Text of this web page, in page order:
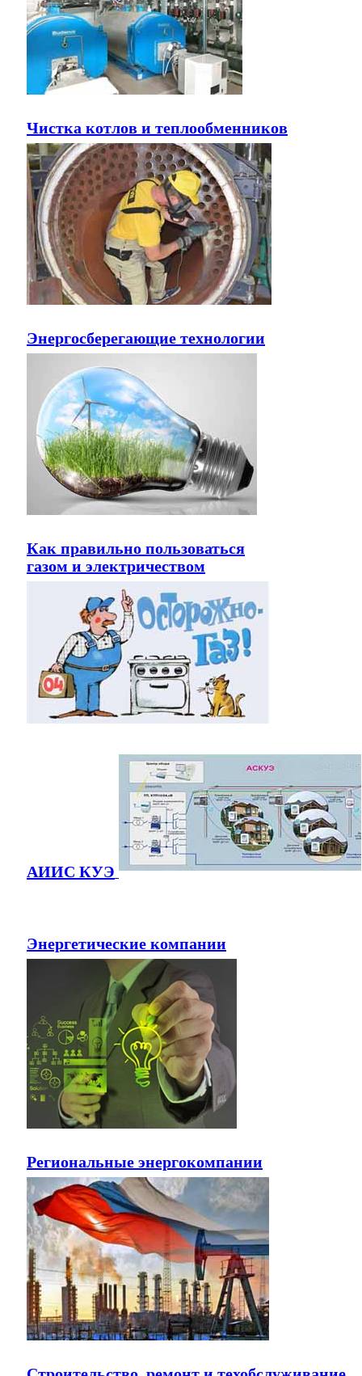
Чистка котлов и теплообменников
Энергосберегающие технологии
Как правильно пользоваться
газом и электричеством
АИИС КУЭ
Энергетические компании
Региональные энергокомпании